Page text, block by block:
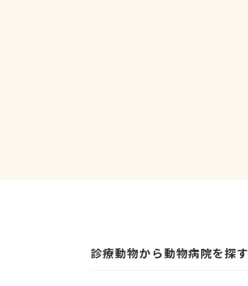
診療動物から動物病院を探す